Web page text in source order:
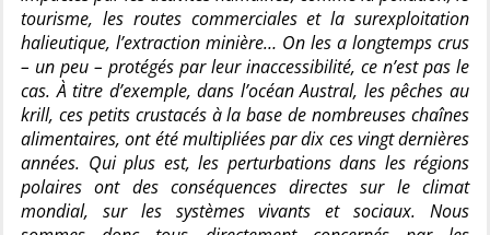
tourisme, les routes commerciales et la surexploitation
halieutique, l’extraction minière… On les a longtemps crus
– un peu – protégés par leur inaccessibilité, ce n’est pas le
cas. À titre d’exemple, dans l’océan Austral, les pêches au
krill, ces petits crustacés à la base de nombreuses chaînes
alimentaires, ont été multipliées par dix ces vingt dernières
années. Qui plus est, les perturbations dans les régions
polaires ont des conséquences directes sur le climat
mondial, sur les systèmes vivants et sociaux. Nous